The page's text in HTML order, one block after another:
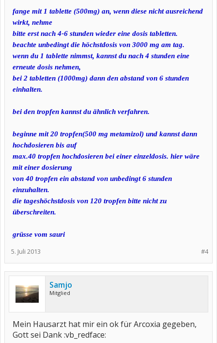
fange mit 1 tablette (500mg) an, wenn diese nicht ausreichend
wirkt, nehme
bitte erst nach 4-6 stunden wieder eine dosis tabletten.
beachte unbedingt die höchstdosis von 3000 mg am tag.
wenn du 1 tablette nimmst, kannst du nach 4 stunden eine
erneute dosis nehmen,
bei 2 tabletten (1000mg) dann den abstand von 6 stunden
einhalten.
bei den tropfen kannst du ähnlich verfahren.
beginne mit 20 tropfen(500 mg metamizol) und kannst dann
hochdosieren bis auf
max.40 tropfen hochdosieren bei einer einzeldosis. hier wäre
mit einer dosierung
von 40 tropfen ein abstand von unbedingt 6 stunden
einzuhalten.
die tageshöchstdosis von 120 tropfen bitte nicht zu
überschreiten.
grüsse vom sauri
#4
5. Juli 2013
Samjo
Mitglied
Mein Hausarzt hat mir ein ok für Arcoxia gegeben,
Gott sei Dank :vb_redface: